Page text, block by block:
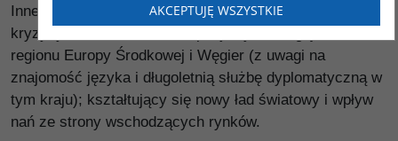
Inne zainteresowania badawcze: procesy, zmiany i
kryzysy na terenie UE, ze specjalnym uwzględnieniem
regionu Europy Środkowej i Węgier (z uwagi na
znajomość języka i długoletnią służbę dyplomatyczną w
tym kraju); kształtujący się nowy ład światowy i wpływ
nań ze strony wschodzących rynków.
AKCEPTUJĘ WSZYSTKIE